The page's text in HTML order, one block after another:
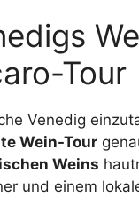
Tour
Venedig
Wein-Tour
Weins
und einem